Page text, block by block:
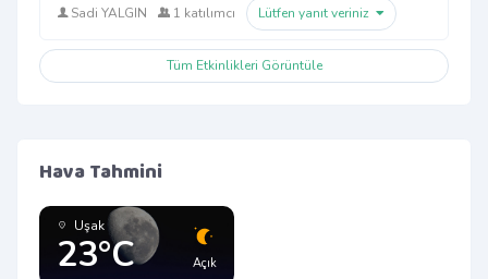
Sadi YALGIN 1 katılımcı Lütfen yanıt veriniz
Tüm Etkinlikleri Görüntüle
Hava Tahmini
Uşak
23°C Açık